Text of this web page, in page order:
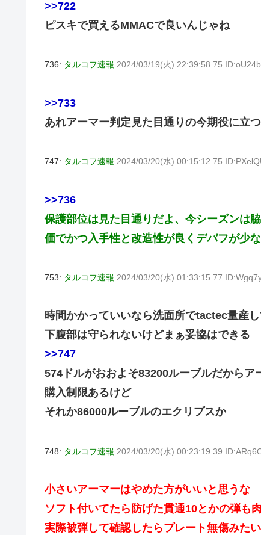
>>722
ピスキで買えるMMACで良いんじゃね
736: タルコフ速報 2024/03/19(火) 22:39:58.75
>>733
あれアーマー判定見た目通りの今期役に立
747: タルコフ速報 2024/03/20(水) 00:15:12.75
>>736
保護部位は見た目通りだよ、今シーズンは
価でかつ入手性と改造性が良くデバフが少
753: タルコフ速報 2024/03/20(水) 01:33:15.77
時間かかっていいなら洗面所でtactec量産
下腹部は守られないけどまぁ妥協はできる
>>747
574ドルがおおよそ83200ルーブルだから
購入制限あるけど
それか86000ルーブルのエクリプスか
748: タルコフ速報 2024/03/20(水) 00:23:19.39
小さいアーマーはやめた方がいいと思うな
ソフト付いてたら防げた貫通10とかの弾も
実際被弾して確認したらプレート無傷みた